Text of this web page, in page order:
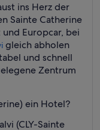
ins Herz der
Sainte Catherine
und Europcar, bei
gleich abholen
und schnell
Zentrum
ein Hotel?
(CLY-Sainte